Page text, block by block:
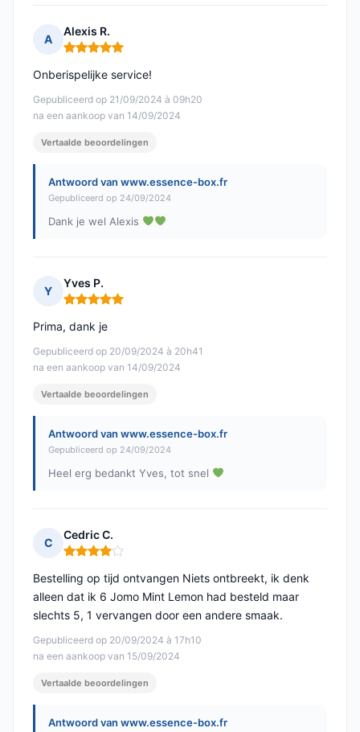
A
Alexis R.
Opmerking: 5 van 5
Gepubliceerd op 21/09/2024 à 09h20
na een aankoop van 14/09/2024
Onberispelijke service!
Vertaalde beoordelingen
Antwoord van www.essence-box.fr
Gepubliceerd op 24/09/2024
Dank je wel Alexis
Y
Yves P.
Opmerking: 5 van 5
Gepubliceerd op 20/09/2024 à 20h41
na een aankoop van 14/09/2024
Prima, dank je
Vertaalde beoordelingen
Antwoord van www.essence-box.fr
Gepubliceerd op 24/09/2024
Heel erg bedankt Yves, tot snel
C
Cedric C.
Opmerking: 4 van 5
Gepubliceerd op 20/09/2024 à 17h10
na een aankoop van 15/09/2024
Bestelling op tijd ontvangen Niets ontbreekt, ik denk
alleen dat ik 6 Jomo Mint Lemon had besteld maar
slechts 5, 1 vervangen door een andere smaak.
Vertaalde beoordelingen
Antwoord van www.essence-box.fr